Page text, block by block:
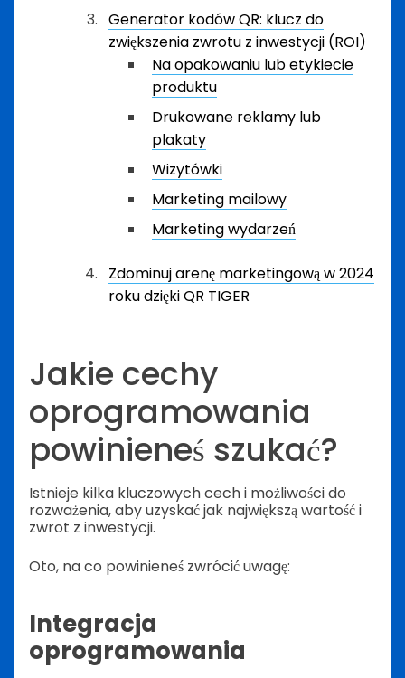
Generator kodów QR: klucz do
zwiększenia zwrotu z inwestycji (ROI)
Na opakowaniu lub etykiecie
produktu
Drukowane reklamy lub
plakaty
Wizytówki
Marketing mailowy
Marketing wydarzeń
Zdominuj arenę marketingową w 2024
roku dzięki QR TIGER
Jakie cechy
oprogramowania
powinieneś szukać?
Istnieje kilka kluczowych cech i możliwości do
rozważenia, aby uzyskać jak największą wartość i
zwrot z inwestycji.
Oto, na co powinieneś zwrócić uwagę:
Integracja
oprogramowania